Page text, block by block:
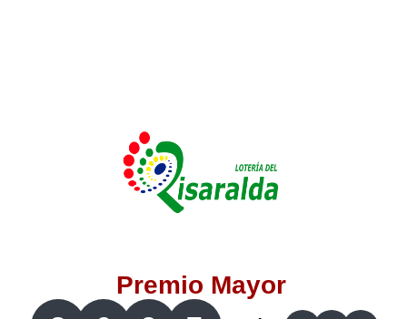
Lotería de Bogotá
Lotería de Risaralda
Lotería de Santander
Premio Mayor